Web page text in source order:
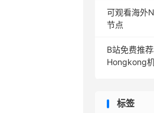
可观看海外
节点
B站免费推
Hongkong
标签